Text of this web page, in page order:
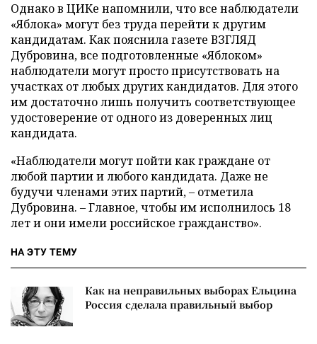
Однако в ЦИКе напомнили, что все наблюдатели
«Яблока» могут без труда перейти к другим
кандидатам. Как пояснила газете ВЗГЛЯД
Дубровина, все подготовленные «Яблоком»
наблюдатели могут просто присутствовать на
участках от любых других кандидатов. Для этого
им достаточно лишь получить соответствующее
удостоверение от одного из доверенных лиц
кандидата.
«Наблюдатели могут пойти как граждане от
любой партии и любого кандидата. Даже не
будучи членами этих партий, – отметила
Дубровина. – Главное, чтобы им исполнилось 18
лет и они имели российское гражданство».
НА ЭТУ ТЕМУ
Как на неправильных выборах Ельцина
Россия сделала правильный выбор